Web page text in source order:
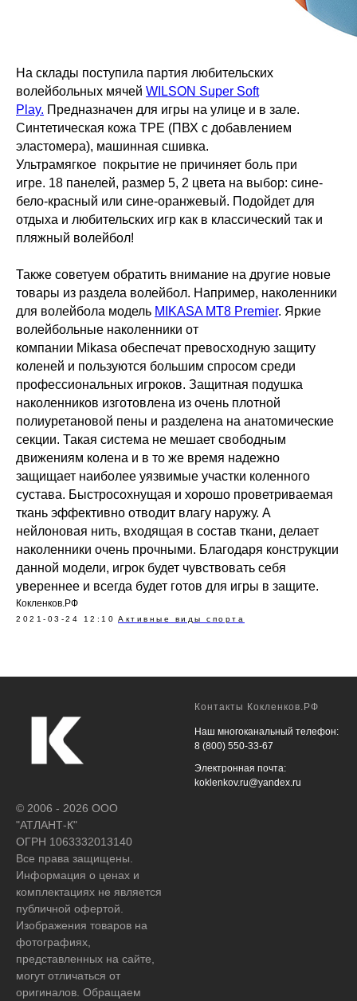
На склады поступила партия любительских
волейбольных мячей WILSON Super Soft
Play. Предназначен для игры на улице и в зале.
Синтетическая кожа TPE (ПВХ с добавлением
эластомера), машинная сшивка.
Ультрамягкое покрытие не причиняет боль при
игре. 18 панелей, размер 5, 2 цвета на выбор: сине-
бело-красный или сине-оранжевый. Подойдет для
отдыха и любительских игр как в классический так и
пляжный волейбол!
Также советуем обратить внимание на другие новые
товары из раздела волейбол. Например, наколенники
для волейбола модель MIKASA MT8 Premier. Яркие
волейбольные наколенники от
компании Mikasa обеспечат превосходную защиту
коленей и пользуются большим спросом среди
профессиональных игроков. Защитная подушка
наколенников изготовлена из очень плотной
полиуретановой пены и разделена на анатомические
секции. Такая система не мешает свободным
движениям колена и в то же время надежно
защищает наиболее уязвимые участки коленного
сустава. Быстросохнущая и хорошо проветриваемая
ткань эффективно отводит влагу наружу. А
нейлоновая нить, входящая в состав ткани, делает
наколенники очень прочными. Благодаря конструкции
данной модели, игрок будет чувствовать себя
увереннее и всегда будет готов для игры в защите.
Кокленков.РФ
2021-03-24 12:10 Активные виды спорта
© 2006 - 2026 ООО
"АТЛАНТ-К"
ОГРН 1063332013140
Все права защищены.
Информация о ценах и
комплектациях не является
публичной офертой.
Изображения товаров на
фотографиях,
представленных на сайте,
могут отличаться от
оригиналов. Обращаем
Контакты Кокленков.РФ
Наш многоканальный телефон:
8 (800) 550-33-67
Электронная почта:
koklenkov.ru@yandex.ru